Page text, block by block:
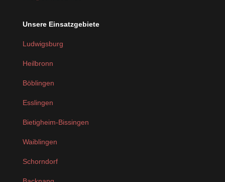
Unsere Einsatzgebiete
Ludwigsburg
Heilbronn
Böblingen
Esslingen
Bietigheim-Bissingen
Waiblingen
Schorndorf